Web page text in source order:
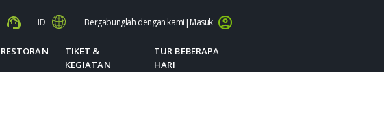
ID Bergabunglah dengan kami| Masuk
RESTORAN
TIKET &
KEGIATAN
TUR BEBERAPA
HARI